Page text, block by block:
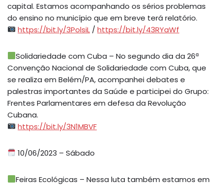
capital. Estamos acompanhando os sérios problemas
do ensino no município que em breve terá relatório.
https://bit.ly/3PolsiL /https://bit.ly/43RYaWf
Solidariedade com Cuba – No segundo dia da 26ª
Convenção Nacional de Solidariedade com Cuba, que
se realiza em Belém/PA, acompanhei debates e
palestras importantes da Saúde e participei do Grupo:
Frentes Parlamentares em defesa da Revolução
Cubana.
https://bit.ly/3N1MBVF
10/06/2023 – Sábado
Feiras Ecológicas – Nessa luta também estamos em